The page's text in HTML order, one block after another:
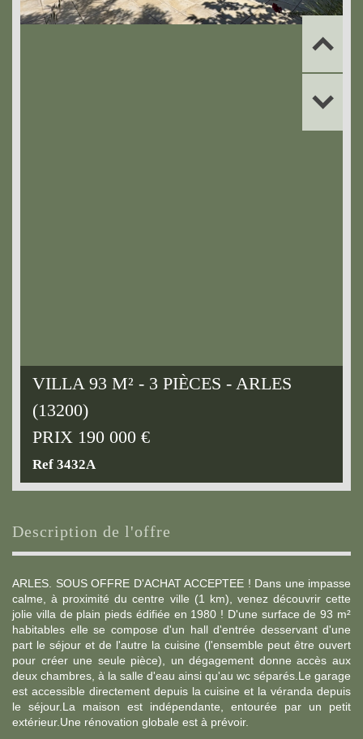
VILLA 93 M² - 3 PIÈCES - ARLES
(13200)
PRIX 190 000 €
Ref 3432A
description de l'offre
ARLES. SOUS OFFRE D'ACHAT ACCEPTEE ! Dans une impasse
calme, à proximité du centre ville (1 km), venez découvrir cette
jolie villa de plain pieds édifiée en 1980 ! D'une surface de 93 m²
habitables elle se compose d'un hall d'entrée desservant d'une
part le séjour et de l'autre la cuisine (l'ensemble peut être ouvert
pour créer une seule pièce), un dégagement donne accès aux
deux chambres, à la salle d'eau ainsi qu'au wc séparés.Le garage
est accessible directement depuis la cuisine et la véranda depuis
le séjour.La maison est indépendante, entourée par un petit
extérieur.Une rénovation globale est à prévoir.